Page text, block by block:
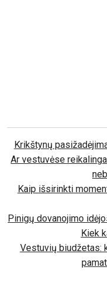
Krikštynų
Ar vestuvėse
Kaip išsirinkti
Pinigų dovanojimo
Kiek
Vestuvių biudžetas: